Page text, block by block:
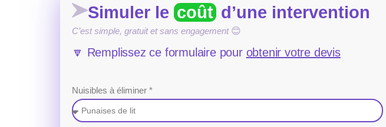
Simuler le coût d’une intervention
C’est simple, gratuit et sans engagement 😊
🔽 Remplissez ce formulaire pour obtenir votre devis
Nuisibles à éliminer *